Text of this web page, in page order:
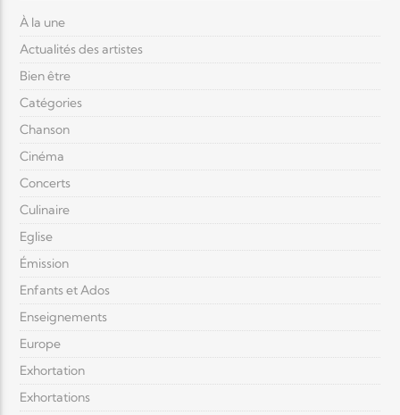
À la une
Actualités des artistes
Bien être
Catégories
Chanson
Cinéma
Concerts
Culinaire
Eglise
Émission
Enfants et Ados
Enseignements
Europe
Exhortation
Exhortations